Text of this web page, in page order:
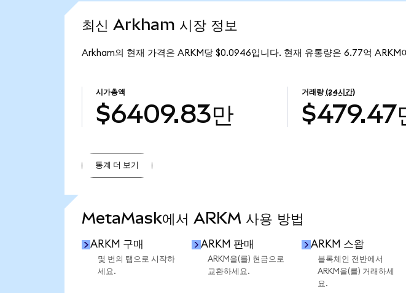
최신 Arkham 시장 정보
Arkham의 현재 가격은 ARKM당 $0.0946입니다. 현재 유통량은 6.77억
시가총액
$6409.83만
거래량 (24시간)
$479.47
통계 더 보기
MetaMask에서 ARKM 사용 방법
ARKM 구매
몇 번의 탭으로 시작하
세요.
ARKM 판매
ARKM을(를) 현금으로
교환하세요.
ARKM 스왑
블록체인 전반에서
ARKM을(를) 거래하세
요.